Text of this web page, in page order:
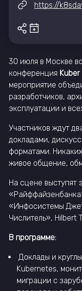
30 июля в Москве
конференция
мероприятие
разработчиков,
эксплуатации и
Участников ждут
докладами,
форматами.
живое общение,
На сцене выступят
«Инфосистемы
Числитель», Hilbert
В программе:
Доклады и
Kubernetes,
миграции с